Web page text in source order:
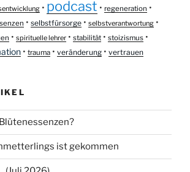
• podcast • regeneration •
• selbstfürsorge• selbstverantwortung•
• spirituelle lehrer • stabilität • stoizismus •
• trauma • veränderung • vertrauen
ist gekommen